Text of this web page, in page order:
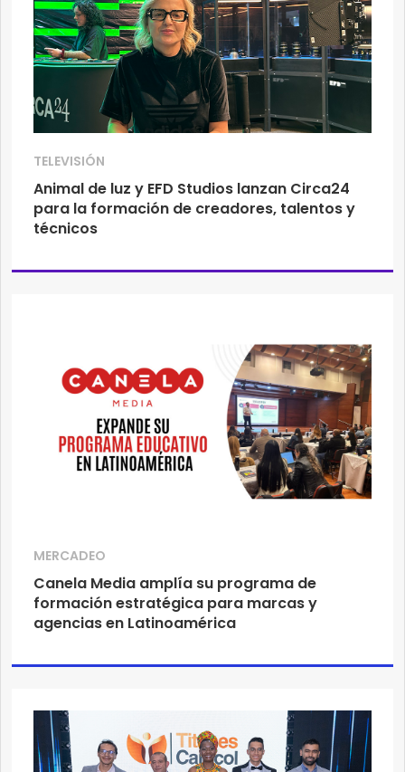
TELEVISIÓN
Animal de luz y EFD Studios lanzan Circa24
para la formación de creadores, talentos y
técnicos
MERCADEO
Canela Media ​​amplía su programa de
formación estratégica para marcas y
agencias en Latinoamérica